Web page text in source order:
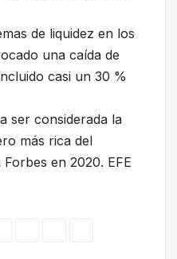
de liquidez en los
una caída de
casi un 30 %
ser considerada la
más rica del
en 2020. EFE